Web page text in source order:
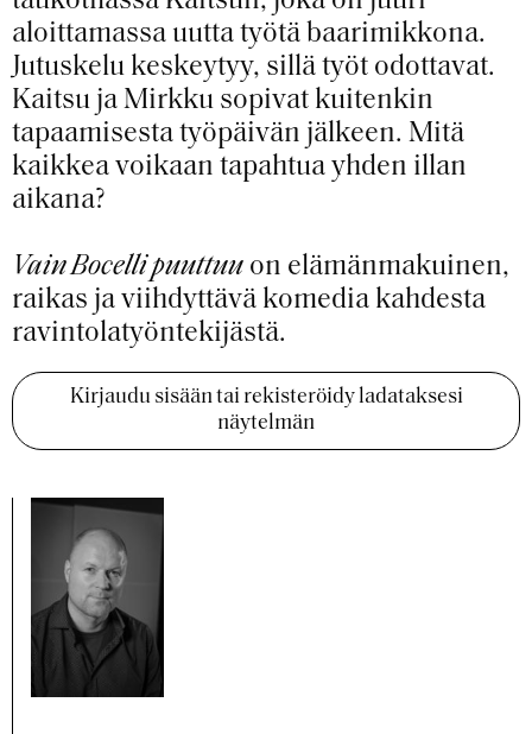
aloittamassa uutta työtä baarimikkona.
Jutuskelu keskeytyy, sillä työt odottavat.
Kaitsu ja Mirkku sopivat kuitenkin
tapaamisesta työpäivän jälkeen. Mitä
kaikkea voikaan tapahtua yhden illan
aikana?
Vain Bocelli puuttuu on elämänmakuinen,
raikas ja viihdyttävä komedia kahdesta
ravintolatyöntekijästä.
Kirjaudu sisään tai rekisteröidy ladataksesi
näytelmän